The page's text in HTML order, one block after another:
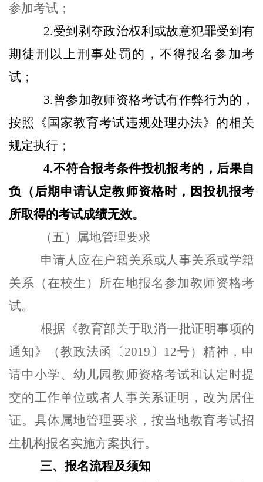
参加考试；
2.受到剥夺政治权利或故意犯罪受到有
期徒刑以上刑事处罚的，不得报名参加考
试；
3.曾参加教师资格考试有作弊行为的，
按照《国家教育考试违规处理办法》的相关
规定执行；
4.不符合报考条件投机报考的，后果自
负（后期申请认定教师资格时，因投机报考
所取得的考试成绩无效。
（五）属地管理要求
申请人应在户籍关系或人事关系或学籍
关系（在校生）所在地报名参加教师资格考
试。
根据《教育部关于取消一批证明事项的
通知》（教政法函〔2019〕12号）精神，申
请中小学、幼儿园教师资格考试和认定时提
交的工作单位或者人事关系证明，改为居住
证。具体属地管理要求，按当地教育考试招
生机构报名实施方案执行。
三、报名流程及须知